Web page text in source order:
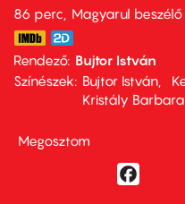
86 perc,
Magyarul beszélő
Rendező Bujtor István
Színészek
Bujtor István
Kristály Barbara
Megosztom